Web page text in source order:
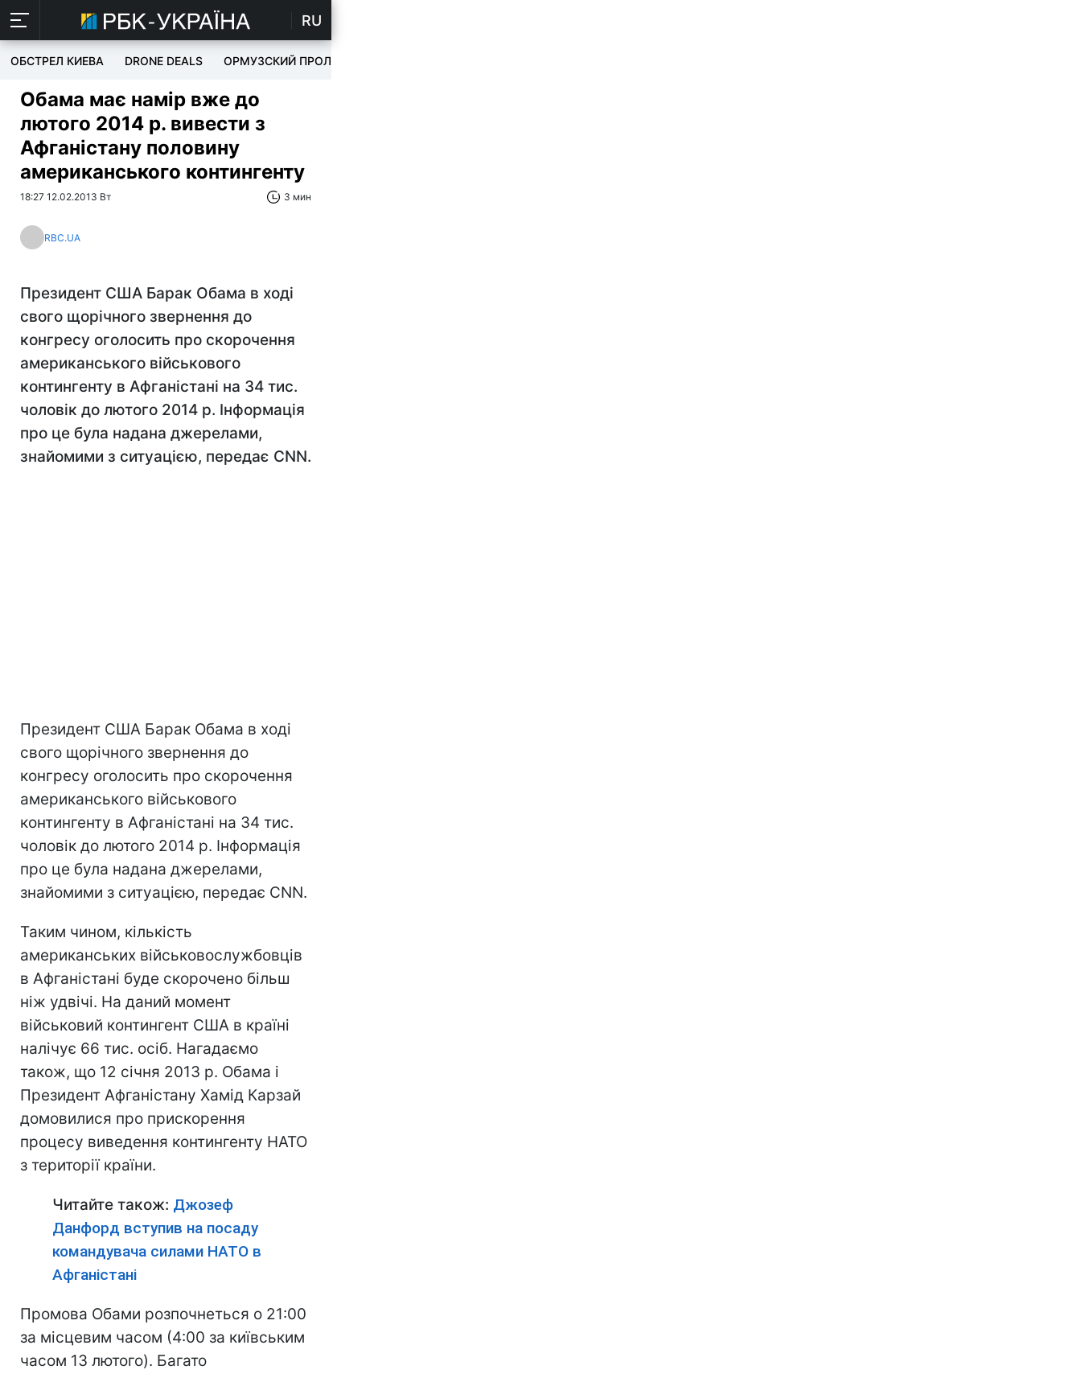
RU
ОБСТРЕЛ КИЕВА DRONE DEALS ОРМУЗСКИЙ ПРОЛИВ
Обама має намір вже до
лютого 2014 р. вивести з
Афганістану половину
американського контингенту
18:27 12.02.2013 Вт 3 мин
RBC.UA
Президент США Барак Обама в ході
свого щорічного звернення до
конгресу оголосить про скорочення
американського військового
контингенту в Афганістані на 34 тис.
чоловік до лютого 2014 р. Інформація
про це була надана джерелами,
знайомими з ситуацією, передає CNN.
Президент США Барак Обама в ході
свого щорічного звернення до
конгресу оголосить про скорочення
американського військового
контингенту в Афганістані на 34 тис.
чоловік до лютого 2014 р. Інформація
про це була надана джерелами,
знайомими з ситуацією, передає CNN.
Таким чином, кількість
американських військовослужбовців
в Афганістані буде скорочено більш
ніж удвічі. На даний момент
військовий контингент США в країні
налічує 66 тис. осіб. Нагадаємо
також, що 12 січня 2013 р. Обама і
Президент Афганістану Хамід Карзай
домовилися про прискорення
процесу виведення контингенту НАТО
з території країни.
Читайте також: Джозеф
Данфорд вступив на посаду
командувача силами НАТО в
Афганістані
Промова Обами розпочнеться о 21:00
за місцевим часом (4:00 за київським
часом 13 лютого). Багато